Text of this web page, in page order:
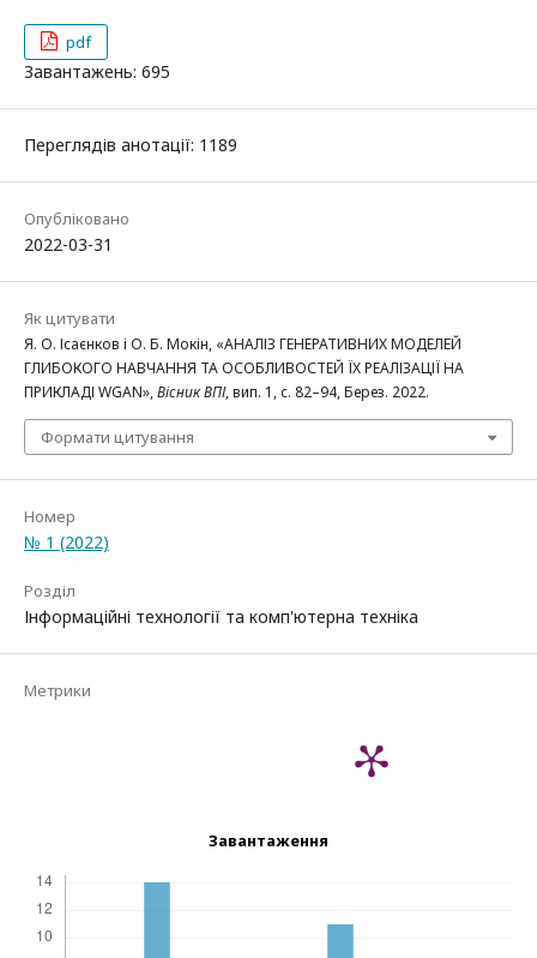
pdf
Завантажень: 695
Переглядів анотації: 1189
Опубліковано
2022-03-31
Як цитувати
Я. О. Ісаєнков і О. Б. Мокін, «АНАЛІЗ ГЕНЕРАТИВНИХ МОДЕЛЕЙ
ГЛИБОКОГО НАВЧАННЯ ТА ОСОБЛИВОСТЕЙ ЇХ РЕАЛІЗАЦІЇ НА
ПРИКЛАДІ WGAN»,Вісник ВПІ, вип. 1, с. 82–94, Берез. 2022.
Формати цитування
Номер
№ 1 (2022)
Розділ
Інформаційні технології та комп'ютерна техніка
Метрики
Завантаження